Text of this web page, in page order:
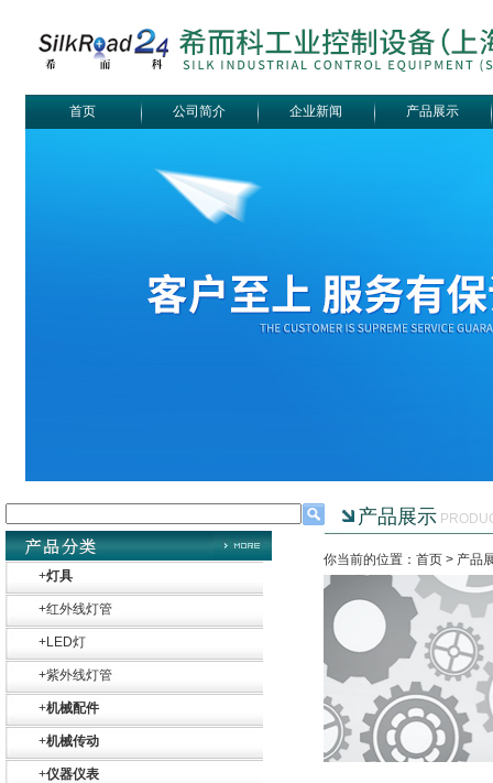
首页 公司简介 企业新闻 产品展示
+灯具
+红外线灯管
+LED灯
+紫外线灯管
+机械配件
+机械传动
+仪器仪表
产品展示
你当前的位置：首页 > 产品